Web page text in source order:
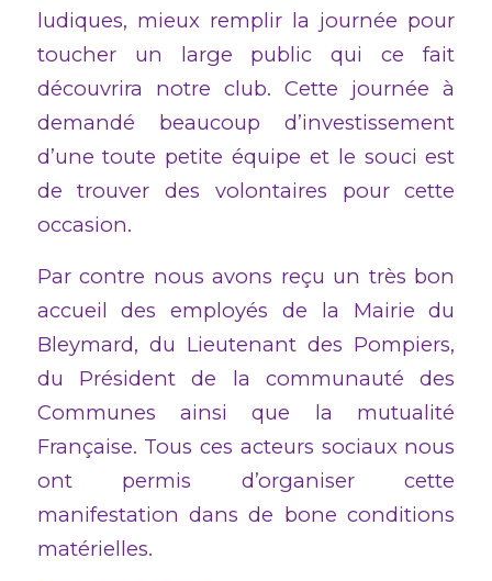
ludiques, mieux remplir la journée pour
toucher un large public qui ce fait
découvrira notre club. Cette journée à
demandé beaucoup d’investissement
d’une toute petite équipe et le souci est
de trouver des volontaires pour cette
occasion.
Par contre nous avons reçu un très bon
accueil des employés de la Mairie du
Bleymard, du Lieutenant des Pompiers,
du Président de la communauté des
Communes ainsi que la mutualité
Française. Tous ces acteurs sociaux nous
ont permis d’organiser cette
manifestation dans de bone conditions
matérielles.